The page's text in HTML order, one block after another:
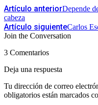
Artículo anteriorDepende
cabeza
Artículo siguienteCarlos
Join the Conversation
3 Comentarios
Deja una respuesta
Tu dirección de correo
obligatorios están marcados